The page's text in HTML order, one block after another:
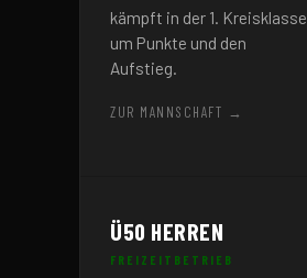
kämpft in der 1. Kreisklasse
um Punkte und den
Aufstieg.
ZUR MANNSCHAFT →
Ü50 HERREN
FREIZEITBETRIEB